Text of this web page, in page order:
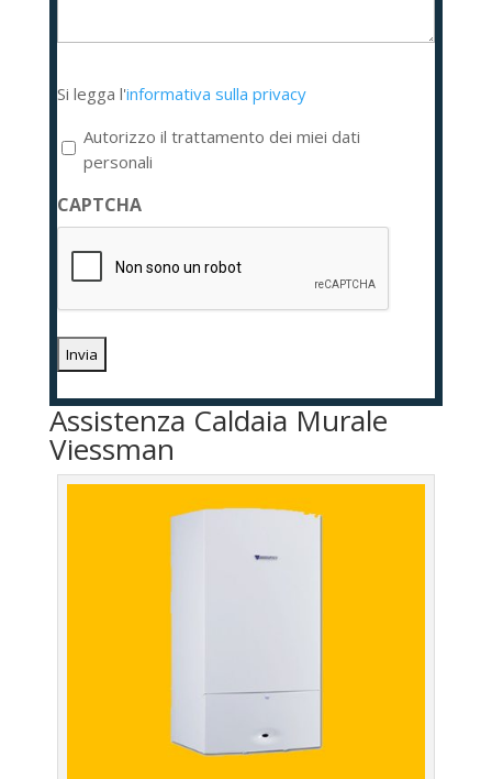
legga
l'informativa
sulla
privacy
*
Si legga l'informativa sulla privacy
Autorizzo il trattamento dei miei dati
personali
CAPTCHA
Assistenza Caldaia Murale
Viessman